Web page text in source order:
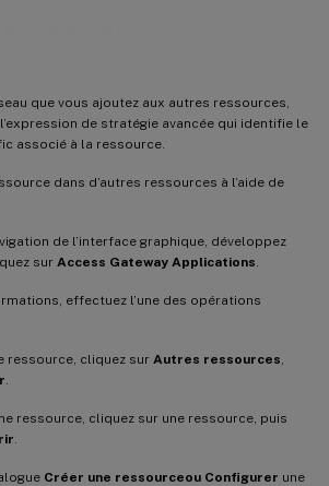
que vous ajoutez aux autres ressources,
de stratégie avancée qui identifie le
associé à la ressource.
dans d’autres ressources à l’aide de
de l’interface graphique, développez
sur Access Gateway Applications
effectuez l’une des opérations
ressource, cliquez sur Autres ressources
ressource, cliquez sur une ressource, puis
Créer une ressourceou Configurer une